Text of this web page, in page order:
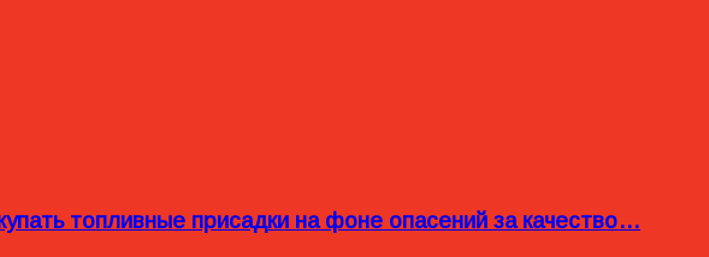
топливные присадки на фоне опасений за качество…